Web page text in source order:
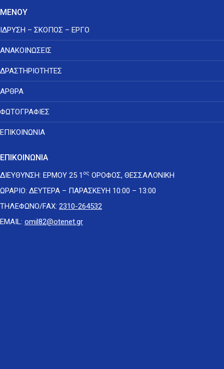
ΜΕΝΟΥ
ΙΔΡΥΣΗ – ΣΚΟΠΟΣ – ΕΡΓΟ
ΑΝΑΚΟΙΝΩΣΕΙΣ
ΔΡΑΣΤΗΡΙΟΤΗΤΕΣ
ΑΡΘΡΑ
ΦΩΤΟΓΡΑΦΙΕΣ
ΕΠΙΚΟΙΝΩΝΙΑ
ΕΠΙΚΟΙΝΩΝΙΑ
ΔΙΕΥΘΥΝΣΗ: ΕΡΜΟΥ 25 1 ος ΟΡΟΦΟΣ, ΘΕΣΣΑΛΟΝΙΚΗ
ΩΡΑΡΙΟ: ΔΕΥΤΕΡΑ – ΠΑΡΑΣΚΕΥΗ 10:00 – 13:00
ΤΗΛΕΦΩΝΟ/FAX: 2310-264532
EMAIL: omil82@otenet.gr